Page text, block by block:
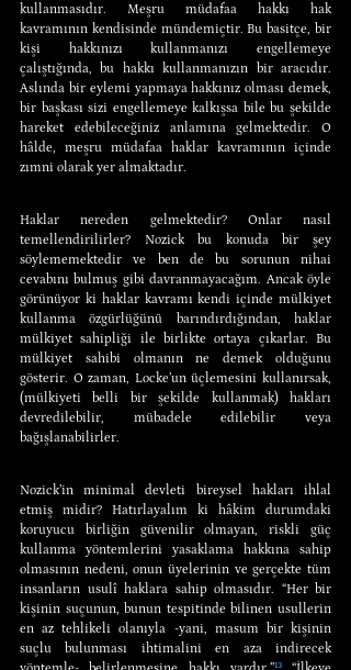
kullanmasıdır. Meşru müdafaa hakkı hak
kavramının kendisinde mündemiçtir. Bu basitçe, bir
kişi hakkınızı kullanmanızı engellemeye
çalıştığında, bu hakkı kullanmanızın bir aracıdır.
Aslında bir eylemi yapmaya hakkınız olması demek,
bir başkası sizi engellemeye kalkışsa bile bu şekilde
hareket edebileceğiniz anlamına gelmektedir. O
hâlde, meşru müdafaa haklar kavramının içinde
zımni olarak yer almaktadır.
Haklar nereden gelmektedir? Onlar nasıl
temellendirilirler? Nozick bu konuda bir şey
söylememektedir ve ben de bu sorunun nihai
cevabını bulmuş gibi davranmayacağım. Ancak öyle
görünüyor ki haklar kavramı kendi içinde mülkiyet
kullanma özgürlüğünü barındırdığından, haklar
mülkiyet sahipliği ile birlikte ortaya çıkarlar. Bu
mülkiyet sahibi olmanın ne demek olduğunu
gösterir. O zaman, Locke’un üçlemesini kullanırsak,
(mülkiyeti belli bir şekilde kullanmak) hakları
devredilebilir, mübadele edilebilir veya
bağışlanabilirler.
Nozick’in minimal devleti bireysel hakları ihlal
etmiş midir? Hatırlayalım ki hâkim durumdaki
koruyucu birliğin güvenilir olmayan, riskli güç
kullanma yöntemlerini yasaklama hakkına sahip
olmasının nedeni, onun üyelerinin ve gerçekte tüm
insanların usulî haklara sahip olmasıdır. “Her bir
kişinin suçunun, bunun tespitinde bilinen usullerin
en az tehlikeli olanıyla -yani, masum bir kişinin
suçlu bulunması ihtimalini en aza indirecek